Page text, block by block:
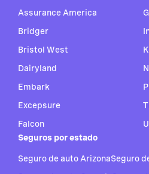
Assurance America
Bridger
Bristol West
Dairyland
Embark
Excepsure
Falcon
Seguros por estado
Seguro de auto ArizonaSeguro